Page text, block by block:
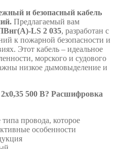
и безопасный кабель
Предлагаемый вам
LS 2 035, разработан с
к пожарной безопасности и
Этот кабель – идеальное
морского и судового
низкое дымовыделение и
500 В? Расшифровка
провода, которое
особенности